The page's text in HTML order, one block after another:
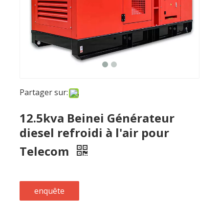
Partager sur:
12.5kva Beinei Générateur
diesel refroidi à l'air pour
Telecom
enquête
Description du produit